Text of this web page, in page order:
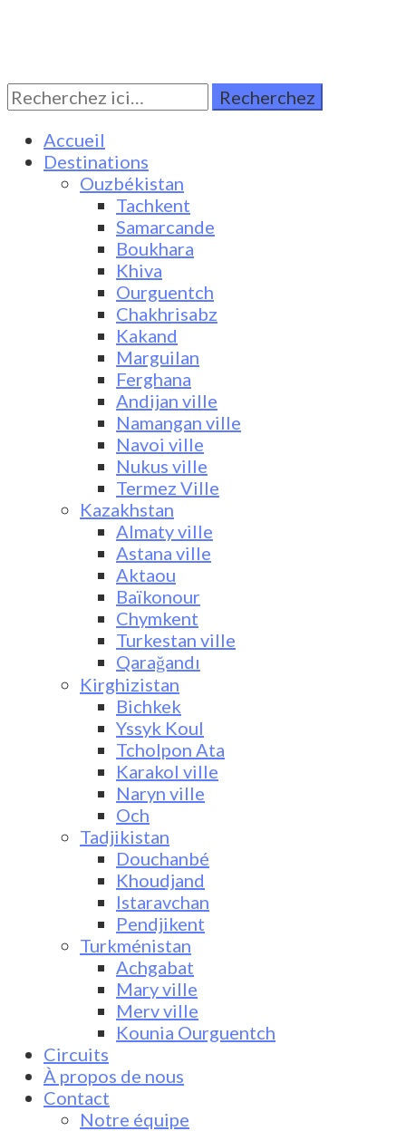
Turkestan Travel
Discover Central Asia
Rechercher:
Accueil
Destinations
Ouzbékistan
Tachkent
Samarcande
Boukhara
Khiva
Ourguentch
Chakhrisabz
Kakand
Marguilan
Ferghana
Andijan ville
Namangan ville
Navoi ville
Nukus ville
Termez Ville
Kazakhstan
Almaty ville
Astana ville
Aktaou
Baïkonour
Chymkent
Turkestan ville
Qarağandı
Kirghizistan
Bichkek
Yssyk Koul
Tcholpon Ata
Karakol ville
Naryn ville
Och
Tadjikistan
Douchanbé
Khoudjand
Istaravchan
Pendjikent
Turkménistan
Achgabat
Mary ville
Merv ville
Kounia Ourguentch
Circuits
À propos de nous
Contact
Notre équipe